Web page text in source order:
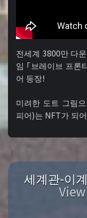
전세계 3800만 다
임 「브레이브 프론
어 등장!
미려한 도트 그림
피어)는 NFT가 되
세계관-이계